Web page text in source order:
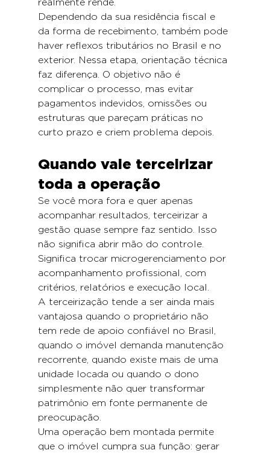
Dependendo da sua residência fiscal e
da forma de recebimento, também pode
haver reflexos tributários no Brasil e no
exterior. Nessa etapa, orientação técnica
faz diferença. O objetivo não é
complicar o processo, mas evitar
pagamentos indevidos, omissões ou
estruturas que pareçam práticas no
curto prazo e criem problema depois.
Quando vale terceirizar
toda a operação
Se você mora fora e quer apenas
acompanhar resultados, terceirizar a
gestão quase sempre faz sentido. Isso
não significa abrir mão do controle.
Significa trocar microgerenciamento por
acompanhamento profissional, com
critérios, relatórios e execução local.
A terceirização tende a ser ainda mais
vantajosa quando o proprietário não
tem rede de apoio confiável no Brasil,
quando o imóvel demanda manutenção
recorrente, quando existe mais de uma
unidade locada ou quando o dono
simplesmente não quer transformar
patrimônio em fonte permanente de
preocupação.
Uma operação bem montada permite
que o imóvel cumpra sua função: gerar